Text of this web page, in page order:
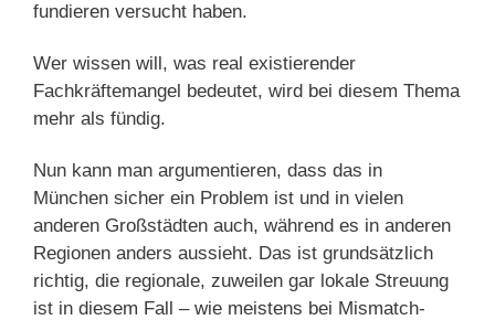
fundieren versucht haben.
Wer wissen will, was real existierender
Fachkräftemangel bedeutet, wird bei diesem Thema
mehr als fündig.
Nun kann man argumentieren, dass das in
München sicher ein Problem ist und in vielen
anderen Großstädten auch, während es in anderen
Regionen anders aussieht. Das ist grundsätzlich
richtig, die regionale, zuweilen gar lokale Streuung
ist in diesem Fall – wie meistens bei Mismatch-